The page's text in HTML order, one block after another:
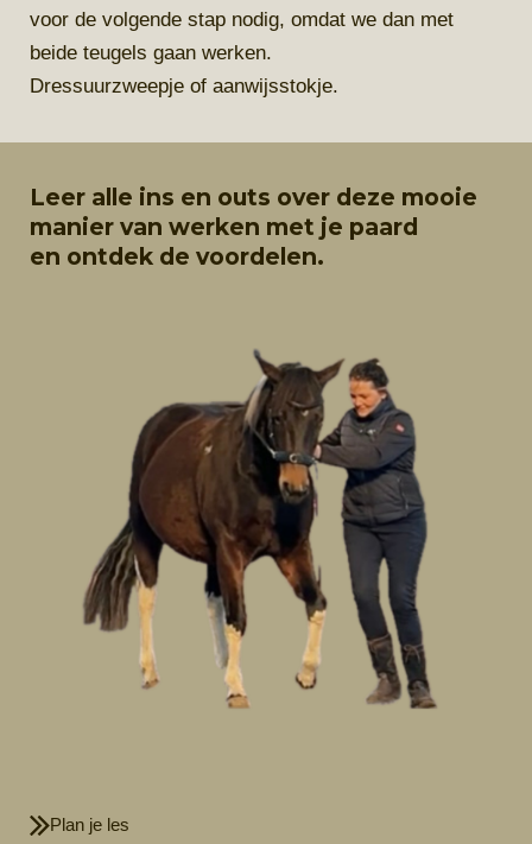
voor de volgende stap nodig, omdat we dan met
beide teugels gaan werken.
Dressuurzweepje of aanwijsstokje.
Leer alle ins en outs over deze mooie
manier van werken met je paard
en ontdek de voordelen.
Plan je les